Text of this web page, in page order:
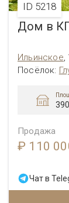
ID 5218
Дом в
Ильинское,
Посёлок:
Продажа
₽ 110
Чат в